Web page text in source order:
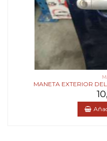
MANETA EXTERIOR